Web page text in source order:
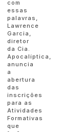
com
essas
palavras,
Lawrence
Garcia,
diretor
da Cia.
Apocalíptica,
anuncia
a
abertura
das
inscrições
para as
Atividades
Formativas
que